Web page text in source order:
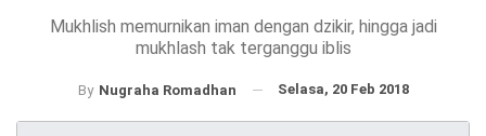
Mukhlish memurnikan iman dengan dzikir, hingga jadi
mukhlash tak terganggu iblis
By Nugraha Romadhan Selasa, 20 Feb 2018